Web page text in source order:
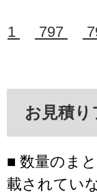
1
797
お見積り
■ 数量のま
載されてい